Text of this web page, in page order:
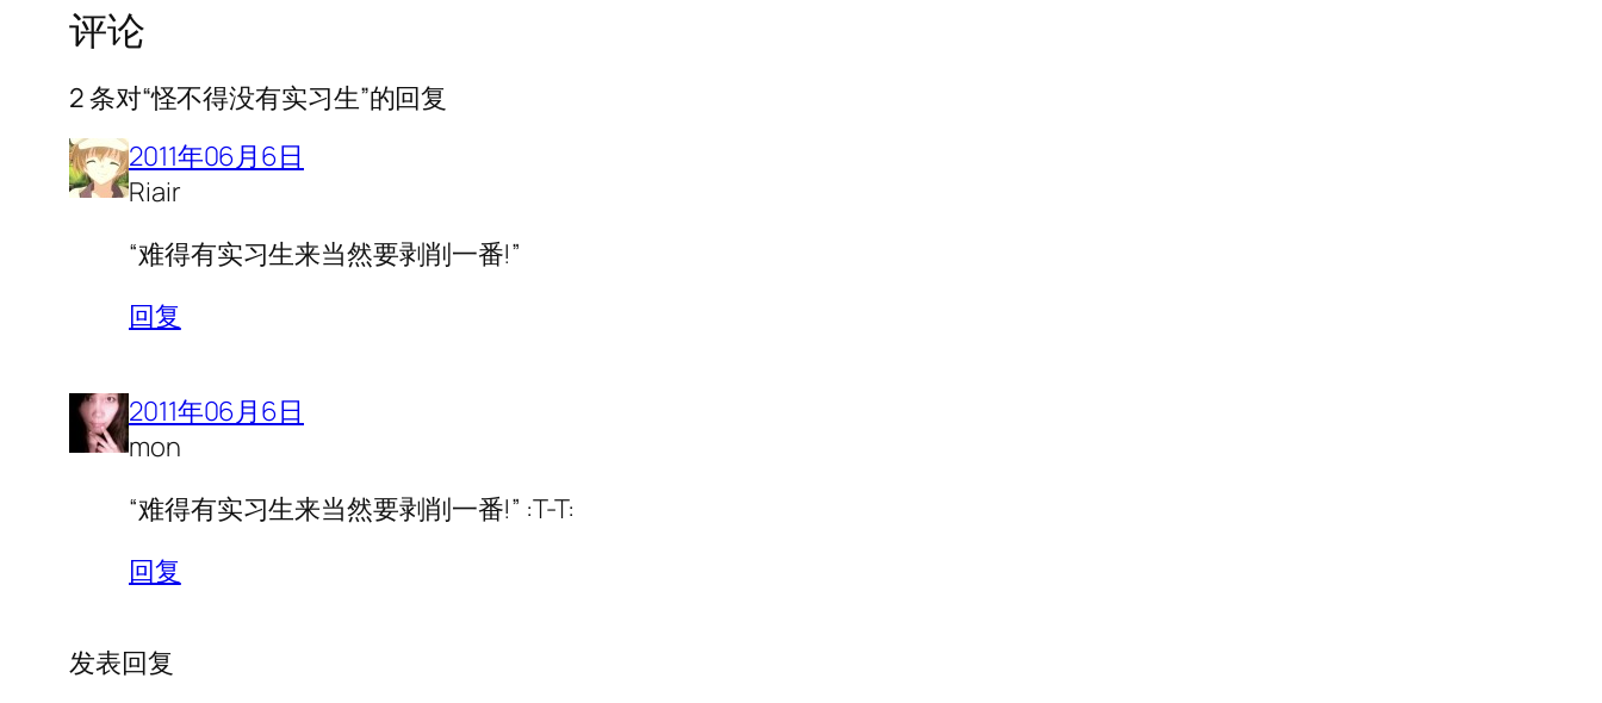
评论
2 条对“怪不得没有实习生”的回复
2011年06月6日
Riair
“难得有实习生来当然要剥削一番!”
回复
2011年06月6日
mon
“难得有实习生来当然要剥削一番!” :T-T:
回复
发表回复